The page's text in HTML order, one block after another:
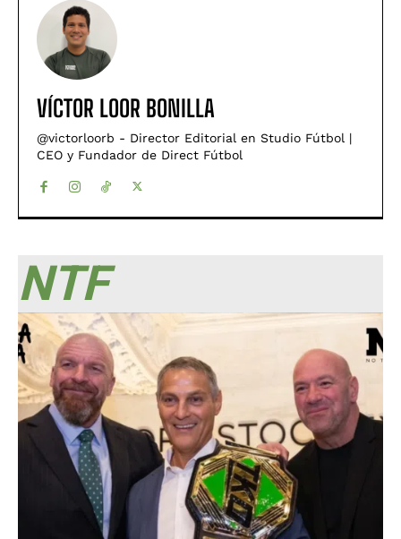
VÍCTOR LOOR BONILLA
@victorloorb - Director Editorial en Studio Fútbol |
CEO y Fundador de Direct Fútbol
NTF